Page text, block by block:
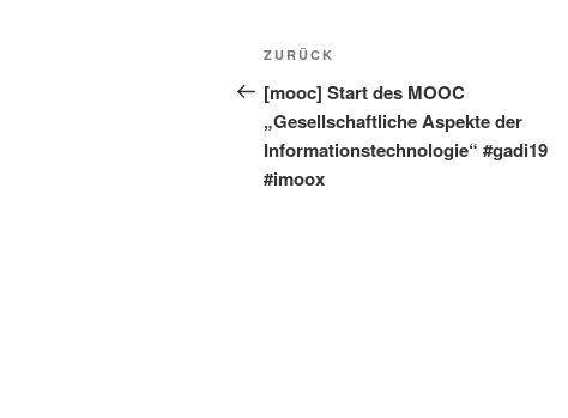
Beitragsnavigation
Vorheriger
Beitrag
ZURÜCK
[mooc] Start des MOOC
„Gesellschaftliche Aspekte der
Informationstechnologie“ #gadi19
#imoox